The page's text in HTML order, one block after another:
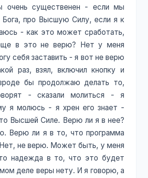
очень существенен - если мы
Бога, про Высшую Силу, если я к
- как это может сработать,
в это не верю? Нет у меня
себя заставить - я вот не верю
раз, взял, включил кнопку и
бы продолжаю делать то,
- сказали молиться - я
я молюсь - я хрен его знает -
то Высшей Силе. Верю ли я в нее?
Верю ли я в то, что программа
не верю. Может быть, у меня
надежда в то, что это будет
деле веры нету. И я говорю, а